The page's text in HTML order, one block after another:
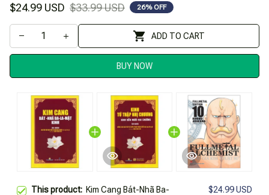
$24.99 USD $33.99 USD 26% OFF
ADD TO CART
BUY NOW
This product: Kim Cang Bát-Nhã Ba-
$24.99 USD